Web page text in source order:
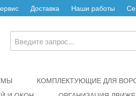
Доставка Наши работы
КОМПЛЕКТУЮЩИЕ ДЛЯ